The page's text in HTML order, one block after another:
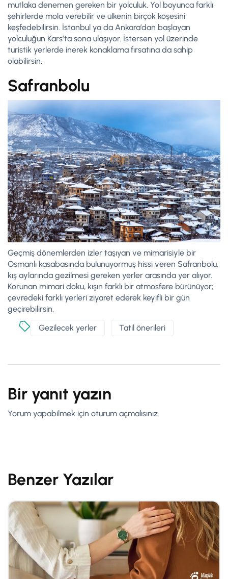
mutlaka denemen gereken bir yolculuk. Yol boyunca farklı
şehirlerde mola verebilir ve ülkenin birçok köşesini
keşfedebilirsin. İstanbul ya da Ankara’dan başlayan
yolculuğun Kars’ta sona ulaşıyor. İstersen yol üzerinde
turistik yerlerde inerek konaklama fırsatına da sahip
olabilirsin.
Safranbolu
Geçmiş dönemlerden izler taşıyan ve mimarisiyle bir
Osmanlı kasabasında bulunuyormuş hissi veren Safranbolu,
kış aylarında gezilmesi gereken yerler arasında yer alıyor.
Korunan mimari doku, kışın farklı bir atmosfere bürünüyor;
çevredeki farklı yerleri ziyaret ederek keyifli bir gün
geçirebilirsin.
Gezilecek yerler
Tatil önerileri
Bir yanıt yazın
Yorum yapabilmek için oturum açmalısınız.
Benzer Yazılar